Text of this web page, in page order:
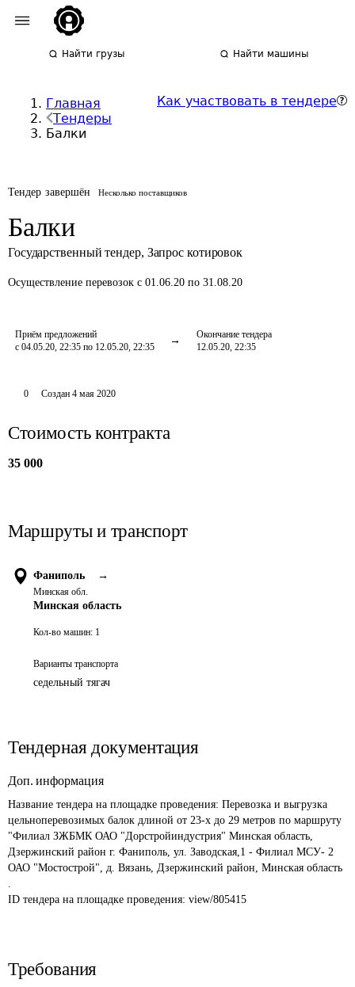
Найти грузы Найти машины
Главная
Тендеры
Балки
Как участвовать в тендере
Тендер завершён Несколько поставщиков
Балки
Государственный тендер, Запрос котировок
Осуществление перевозок с 01.06.20 по 31.08.20
Приём предложений
с 04.05.20, 22:35 по 12.05.20, 22:35
Окончание тендера
12.05.20, 22:35
0 Создан 4 мая 2020
Стоимость контракта
35 000
Маршруты и транспорт
Фаниполь →
Минская обл.
Минская область
Кол-во машин: 1
Варианты транспорта
седельный тягач
Тендерная документация
Доп. информация
Название тендера на площадке проведения: Перевозка и выгрузка
цельноперевозимых балок длиной от 23-х до 29 метров по маршруту
"Филиал ЗЖБМК ОАО "Дорстройиндустрия" Минская область,
Дзержинский район г. Фаниполь, ул. Заводская,1 - Филиал МСУ- 2
ОАО "Мостострой", д. Вязань, Дзержинский район, Минская область
.
ID тендера на площадке проведения: view/805415
Требования